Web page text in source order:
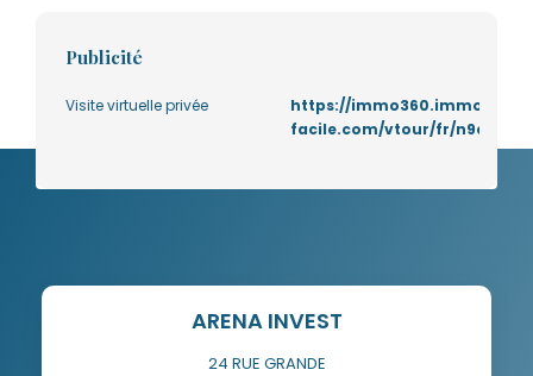
Publicité
Visite virtuelle privée
https://immo360.immo-
facile.com/vtour/fr/n9qzuy/
ARENA INVEST
24 RUE GRANDE